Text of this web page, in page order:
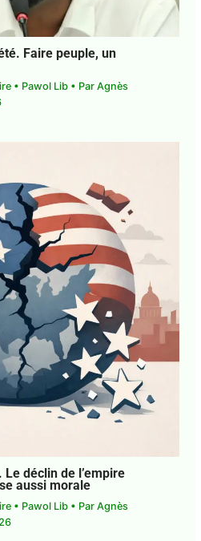
Faire peuple, un
•Pawol Lib• ParAgnès